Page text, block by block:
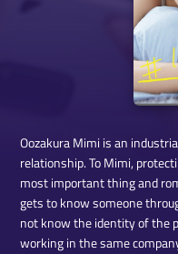
Oozakura Mimi is an
relationship. To Mimi,
most important thing and
gets to know someone
not know the identity of the
working in the same